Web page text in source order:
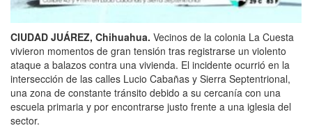
CIUDAD JUÁREZ, Chihuahua. Vecinos de la colonia La Cuesta
vivieron momentos de gran tensión tras registrarse un violento
ataque a balazos contra una vivienda. El incidente ocurrió en la
intersección de las calles Lucio Cabañas y Sierra Septentrional,
una zona de constante tránsito debido a su cercanía con una
escuela primaria y por encontrarse justo frente a una iglesia del
sector.